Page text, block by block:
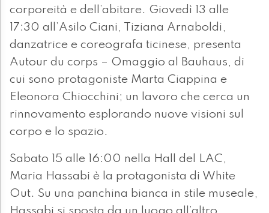
corporeità e dell’abitare. Giovedì 13 alle
17:30 all’Asilo Ciani, Tiziana Arnaboldi,
danzatrice e coreografa ticinese, presenta
Autour du corps – Omaggio al Bauhaus, di
cui sono protagoniste Marta Ciappina e
Eleonora Chiocchini; un lavoro che cerca un
rinnovamento esplorando nuove visioni sul
corpo e lo spazio.
Sabato 15 alle 16:00 nella Hall del LAC,
Maria Hassabi è la protagonista di White
Out. Su una panchina bianca in stile museale,